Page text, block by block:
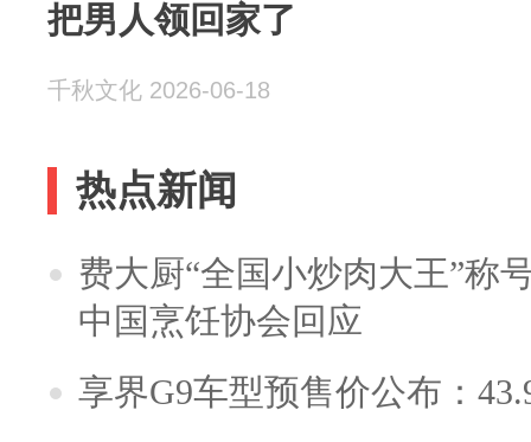
把男人领回家了
千秋文化 2026-06-18
热点新闻
费大厨“全国小炒肉大王”称
中国烹饪协会回应
享界G9车型预售价公布：